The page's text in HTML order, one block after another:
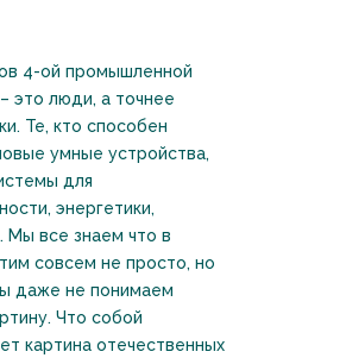
4-ой промышленной
это люди, а точнее
Те, кто способен
умные устройства,
для
энергетики,
Мы все знаем что в
совсем не просто, но
даже не понимаем
Что собой
картина отечественных